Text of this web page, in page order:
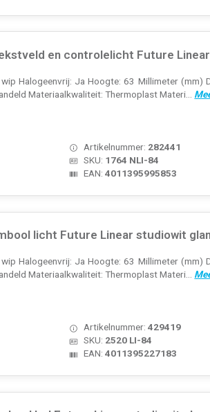
en controlelicht Future
Halogeenvrij: Ja Hoogte: 63 Millimeter (mm)
Materiaalkwaliteit: Thermoplast Materi...
Artikelnummer: 282441
SKU: 1764 NLI-84
EAN:4011395995853
licht Future Linear studiowit
Halogeenvrij: Ja Hoogte: 63 Millimeter (mm)
Materiaalkwaliteit: Thermoplast Materi...
Artikelnummer:429419
SKU: 2520 LI-84
EAN:4011395227183